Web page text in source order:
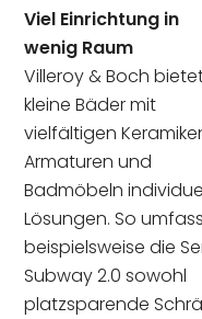
Viel Einrichtung in
wenig Raum
Villeroy & Boch
kleine Bäder mit
vielfältigen
Armaturen und
Badmöbeln
Lösungen. So
beispielsweise die
Subway 2.0 sowohl
platzsparende